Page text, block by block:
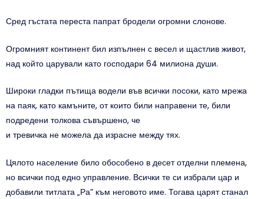
Сред гъстата переста папрат бродели огромни слонове.
Огромният континент бил изпълнен с весел и щастлив живот,
над който царували като господари 64 милиона души.
Широки гладки пътища водели във всички посоки, като мрежа
на паяк, като камъните, от които били направени те, били
подредени толкова съвършено, че
и тревичка не можела да израсне между тях.
Цялото население било обособено в десет отделни племена,
но всички под едно управление. Всички те си избрали цар и
добавили титлата „Ра” към неговото име. Тогава царят станал